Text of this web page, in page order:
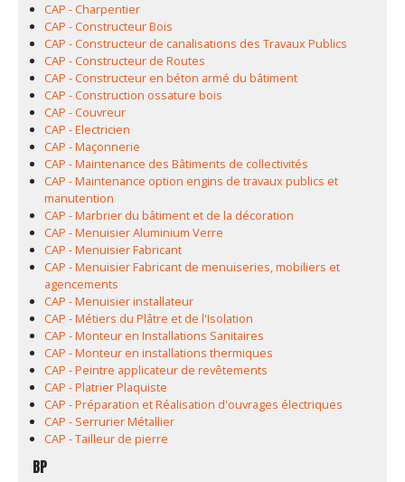
CAP - Charpentier
CAP - Constructeur Bois
CAP - Constructeur de canalisations des Travaux Publics
CAP - Constructeur de Routes
CAP - Constructeur en béton armé du bâtiment
CAP - Construction ossature bois
CAP - Couvreur
CAP - Electricien
CAP - Maçonnerie
CAP - Maintenance des Bâtiments de collectivités
CAP - Maintenance option engins de travaux publics et
manutention
CAP - Marbrier du bâtiment et de la décoration
CAP - Menuisier Aluminium Verre
CAP - Menuisier Fabricant
CAP - Menuisier Fabricant de menuiseries, mobiliers et
agencements
CAP - Menuisier installateur
CAP - Métiers du Plâtre et de l'Isolation
CAP - Monteur en Installations Sanitaires
CAP - Monteur en installations thermiques
CAP - Peintre applicateur de revêtements
CAP - Platrier Plaquiste
CAP - Préparation et Réalisation d'ouvrages électriques
CAP - Serrurier Métallier
CAP - Tailleur de pierre
BP